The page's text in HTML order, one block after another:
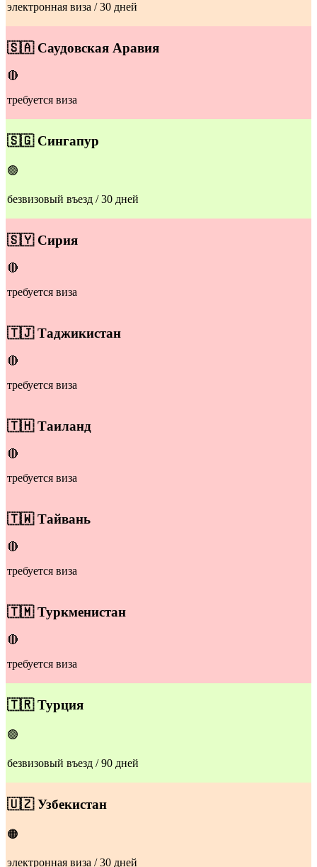
электронная виза / 30 дней
🇸🇦 Саудовская Аравия
🔴
требуется виза
🇸🇬 Сингапур
🟢
безвизовый въезд / 30 дней
​🇸🇾 Сирия
🔴
требуется виза
​🇹🇯Таджикистан
🔴
требуется виза
​🇹🇭Таиланд
🔴
требуется виза
🇹🇼Тайвань
🔴
требуется виза
​🇹🇲Туркменистан
🔴
требуется виза
​🇹🇷Турция
🟢
безвизовый въезд / 90 дней
​🇺🇿Узбекистан
🟠
электронная виза / 30 дней